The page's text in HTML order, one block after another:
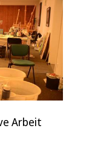
Arbeit